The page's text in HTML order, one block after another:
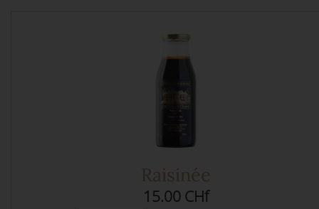
Raisinée
15.00 CHf